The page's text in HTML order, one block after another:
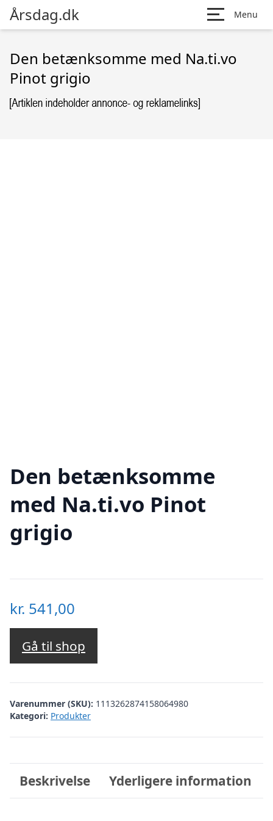
Årsdag.dk Menu
Den betænksomme med Na.ti.vo
Pinot grigio
Den betænksomme
med Na.ti.vo Pinot
grigio
kr. 541,00
Gå til shop
Varenummer (SKU): 1113262874158064980
Kategori: Produkter
Beskrivelse Yderligere information